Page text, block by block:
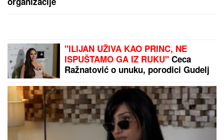
"ON JE MOJ DOM, ZALEČIO ME JE I USREĆIO"
ŠABAN ŠAULIĆ JE OD NJEGA
NAPRAVIO ZVEZDUPevač godinama
ćutao o ovome: "Ruke su mi se
tresle kada su me on i Goca pozvali"